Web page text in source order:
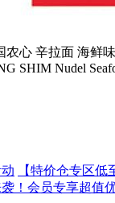
农心 辛拉面 海鲜
SHIM Nudel
【特价仓专区
！会员专享超值